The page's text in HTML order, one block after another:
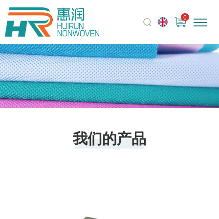
0
我们的产品